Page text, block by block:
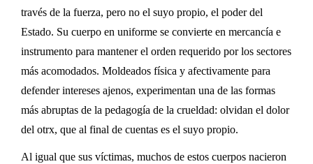
través de la fuerza, pero no el suyo propio, el poder del
Estado. Su cuerpo en uniforme se convierte en mercancía e
instrumento para mantener el orden requerido por los sectores
más acomodados. Moldeados física y afectivamente para
defender intereses ajenos, experimentan una de las formas
más abruptas de la pedagogía de la crueldad: olvidan el dolor
del otrx, que al final de cuentas es el suyo propio.
Al igual que sus víctimas, muchos de estos cuerpos nacieron